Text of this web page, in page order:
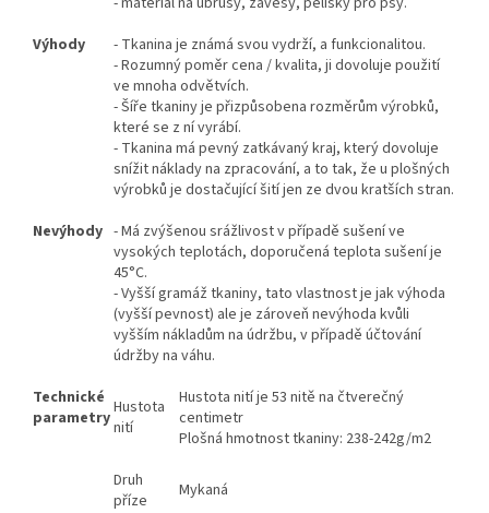
Výhody
- Tkanina je známá svou vydrží, a funkcionalitou.
- Rozumný poměr cena / kvalita, ji dovoluje použití
ve mnoha odvětvích.
- Šíře tkaniny je přizpůsobena rozměrům výrobků,
které se z ní vyrábí.
- Tkanina má pevný zatkávaný kraj, který dovoluje
snížit náklady na zpracování, a to tak, že u plošných
výrobků je dostačující šití jen ze dvou kratších stran.
Nevýhody - Má zvýšenou srážlivost v případě sušení ve
vysokých teplotách, doporučená teplota sušení je
45°C.
- Vyšší gramáž tkaniny, tato vlastnost je jak výhoda
(vyšší pevnost) ale je zároveň nevýhoda kvůli
vyšším nákladům na údržbu, v případě účtování
údržby na váhu.
Technické
parametryHustota
nití
Hustota nití je 53 nitě na čtverečný
centimetr
Plošná hmotnost tkaniny: 238-242g/m2
Druh
příze
Mykaná